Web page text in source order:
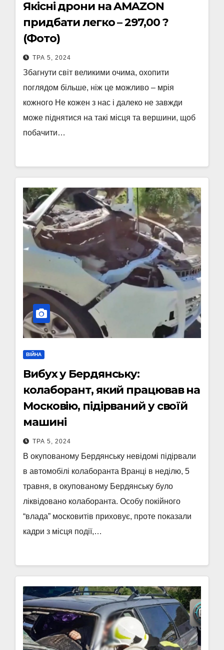
Якісні дрони на AMAZON
придбати легко – 297,00 ?
(Фото)
ТРА 5, 2024
Збагнути світ великими очима, охопити
поглядом більше, ніж це можливо – мрія
кожного Не кожен з нас і далеко не завжди
може піднятися на такі місця та вершини, щоб
побачити…
ВІЙНА
Вибух у Бердянську:
колаборант, який працював на
Московію, підірваний у своїй
машині
ТРА 5, 2024
В окупованому Бердянську невідомі підірвали
в автомобілі колаборанта Вранці в неділю, 5
травня, в окупованому Бердянську було
ліквідовано колаборанта. Особу покійного
“влада” московитів приховує, проте показали
кадри з місця події,…